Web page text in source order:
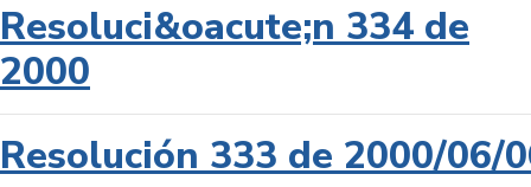
Resoluci&oacute;n 334 de
2000
Resolución 333 de 2000/06/